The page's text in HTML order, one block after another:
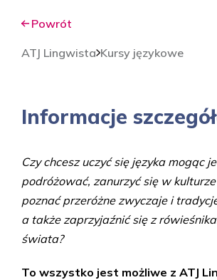
Powrót
ATJ Lingwista Kursy językowe
Informacje
Czy chcesz uczyć się języka mogąc
podróżować, zanurzyć się w
poznać przeróżne zwyczaje i
a także zaprzyjaźnić się z
świata?
To wszystko jest możliwe z ATJ